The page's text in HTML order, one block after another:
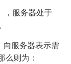
，服务器处于
向服务器表示需
么则为：